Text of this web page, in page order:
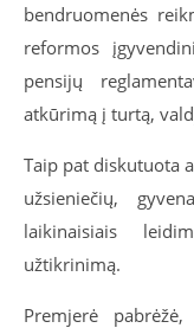
bendruomenės
reformos
pensijų
atkūrimą į turtą,
Taip pat diskutuota
užsieniečių,
laikinaisiais
užtikrinimą.
Premjerė